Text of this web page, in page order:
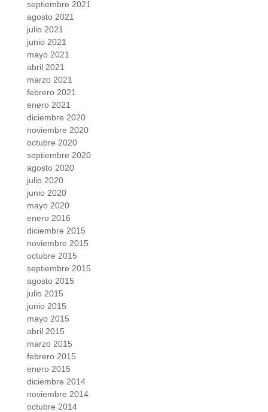
septiembre 2021
agosto 2021
julio 2021
junio 2021
mayo 2021
abril 2021
marzo 2021
febrero 2021
enero 2021
diciembre 2020
noviembre 2020
octubre 2020
septiembre 2020
agosto 2020
julio 2020
junio 2020
mayo 2020
enero 2016
diciembre 2015
noviembre 2015
octubre 2015
septiembre 2015
agosto 2015
julio 2015
junio 2015
mayo 2015
abril 2015
marzo 2015
febrero 2015
enero 2015
diciembre 2014
noviembre 2014
octubre 2014